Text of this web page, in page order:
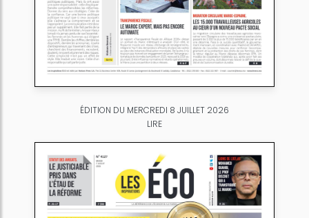
ÉDITION DU MERCREDI 8 JUILLET 2026
LIRE